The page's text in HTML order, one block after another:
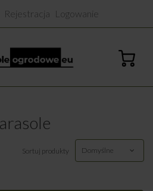
Rejestracja Logowanie
Domyślne
Sortuj produkty